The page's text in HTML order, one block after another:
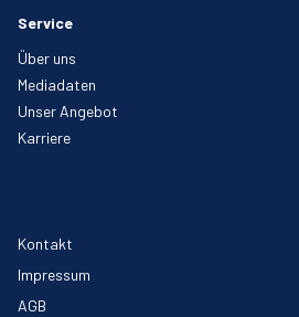
Service
Über uns
Mediadaten
Unser Angebot
Karriere
Kontakt
Impressum
AGB